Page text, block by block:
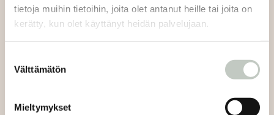
tietoja muihin tietoihin, joita olet antanut heille tai joita on
kerätty, kun olet käyttänyt heidän palvelujaan.
valinta
Välttämätön
Mieltymykset